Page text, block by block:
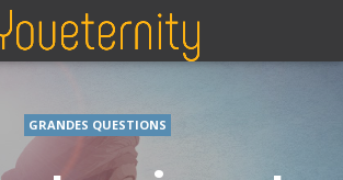
GRANDES QUESTIONS